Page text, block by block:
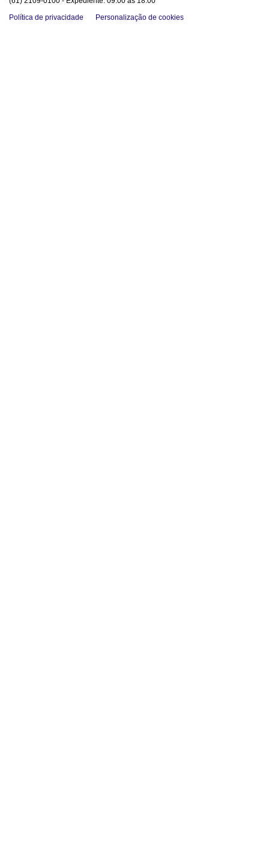
Política de privacidade
Personalização de cookies